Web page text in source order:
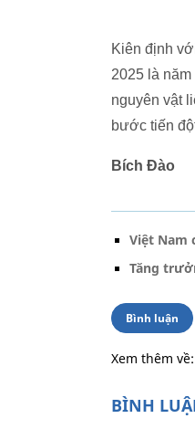
Kiên định
2025 là
nguyên vật
bước tiến
Bích Đào
Việt Nam
Tăng
Bình luận
Xem thêm về: